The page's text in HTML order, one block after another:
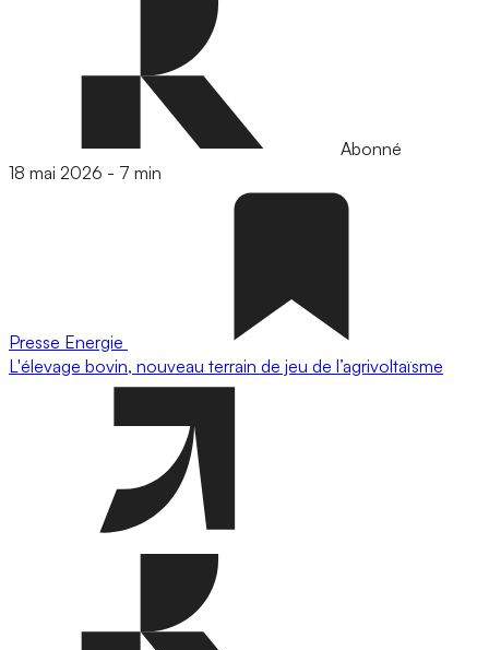
Abonné
18 mai 2026 - 7 min
Presse Energie
L'élevage bovin, nouveau terrain de jeu de l’agrivoltaïsme